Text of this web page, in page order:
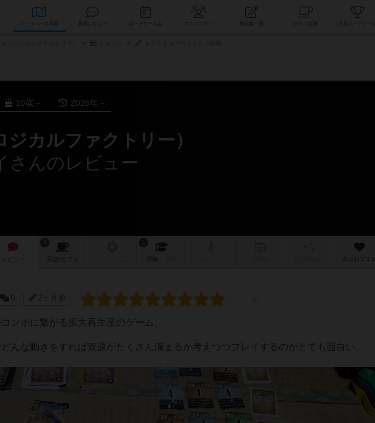
データベース コミュニティ
10歳～ 2026年～
カルファクトリー）
さんのレビュー
レビュー 店舗/ カフェ 戦略 次のおすすめ
0 2ヶ月前
ンボに繋がる拡大再生産のゲーム。
んな動きをすれば資源がたくさん溜まるか考えつつプレイするのがとても面白い。